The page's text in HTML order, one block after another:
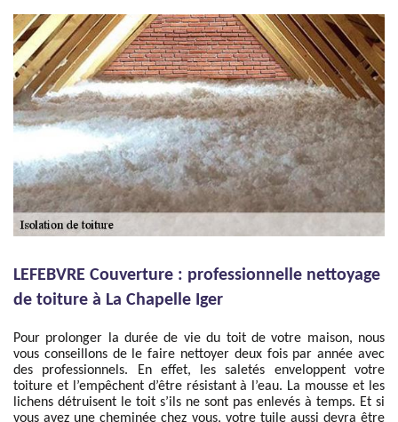
LEFEBVRE Couverture : professionnelle nettoyage
de toiture à La Chapelle Iger
Pour prolonger la durée de vie du toit de votre maison, nous
vous conseillons de le faire nettoyer deux fois par année avec
des professionnels. En effet, les saletés enveloppent votre
toiture et l’empêchent d’être résistant à l’eau. La mousse et les
lichens détruisent le toit s’ils ne sont pas enlevés à temps. Et si
vous avez une cheminée chez vous, votre tuile aussi devra être